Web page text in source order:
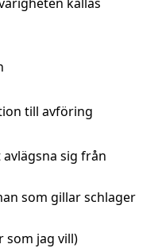
till avföring
sig från
som gillar schlager
som jag vill)